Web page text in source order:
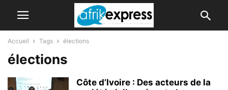
Accueil Tags élections
élections
Côte d’Ivoire : Des acteurs de la